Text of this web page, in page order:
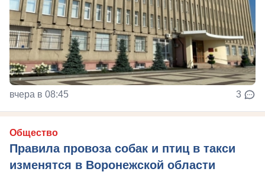
вчера в 08:45 3
Общество
Правила провоза собак и птиц в такси
изменятся в Воронежской области